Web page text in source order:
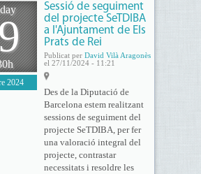
2024
Sessió de seguiment
del projecte SeTDIBA
a l'Ajuntament de Els
Prats de Rei
Publicat per David Vilà Aragonès
el 27/11/2024 - 11:21
Des de la Diputació de
Barcelona estem realitzant
sessions de seguiment del
projecte SeTDIBA, per fer
una valoració integral del
projecte, contrastar
necessitats i resoldre les